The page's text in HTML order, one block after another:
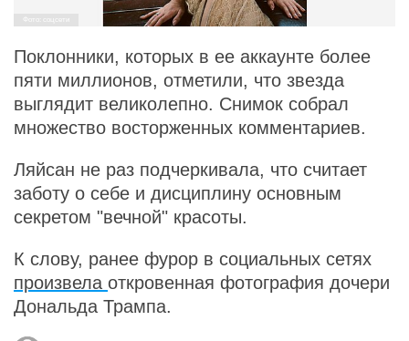
Фото: соцсети
Поклонники, которых в ее аккаунте более
пяти миллионов, отметили, что звезда
выглядит великолепно. Снимок собрал
множество восторженных комментариев.
Ляйсан не раз подчеркивала, что считает
заботу о себе и дисциплину основным
секретом "вечной" красоты.
К слову, ранее фурор в социальных сетях
произвела откровенная фотография дочери
Дональда Трампа.